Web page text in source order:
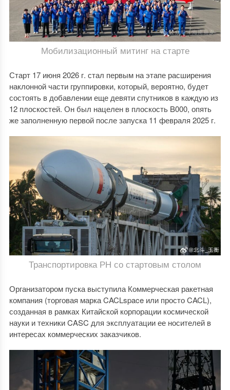
Мобилизационный митинг на старте
Старт 17 июня 2026 г. стал первым на этапе расширения
наклонной части группировки, который, вероятно, будет
состоять в добавлении еще девяти спутников в каждую из
12 плоскостей. Он был нацелен в плоскость B000, опять
же заполненную первой после запуска 11 февраля 2025 г.
Транспортировка РН со стартовым столом
Организатором пуска выступила Коммерческая ракетная
компания (торговая марка CACLspace или просто CACL),
созданная в рамках Китайской корпорации космической
науки и техники CASC для эксплуатации ее носителей в
интересах коммерческих заказчиков.